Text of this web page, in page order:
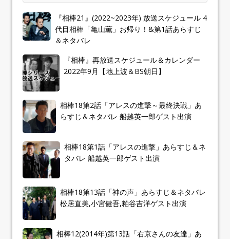
『相棒21』(2022~2023年) 放送スケジュール 4
代目相棒「亀山薫」お帰り！&第1話あらすじ
＆ネタバレ
『相棒』再放送スケジュール＆カレンダー
2022年9月【地上波＆BS朝日】
相棒18第2話「アレスの進撃～最終決戦」あ
らすじ＆ネタバレ 船越英一郎ゲスト出演
相棒18第1話「アレスの進撃」あらすじ＆ネ
タバレ 船越英一郎ゲスト出演
相棒18第13話「神の声」あらすじ＆ネタバレ
松居直美,小宮健吾,粕谷吉洋ゲスト出演
相棒12(2014年)第13話「右京さんの友達」あ